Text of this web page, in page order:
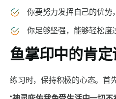
你要努力发挥自己的优势
你足够坚强，能够轻松度
鱼掌印中的肯定
练习时，保持积极的心态。首先